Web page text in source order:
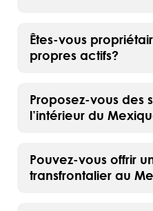
Êtes-vous
propres actifs?
Proposez-vous des
l’intérieur du
Pouvez-vous offrir
transfrontalier au